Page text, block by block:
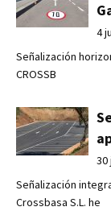
4
Señalización
CROSSB
30
Señalización
Crossbasa S.L. he